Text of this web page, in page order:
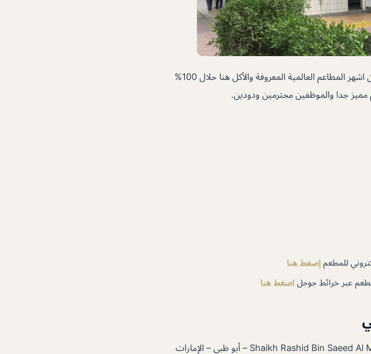
المطعم رائع جدا ومن اشهر المطاعم العالمية المعروفة والأكل هنا حلال 100%
مميز جدا والموظفين محترمين ودودين.
للمطعم إضغط هنا
عبر خرائط جوجل اضغط هنا
Shaikh Rashid Bin Saeed Al Maktoum Street، Universal Hospital – أبو ظبي – الإمارات